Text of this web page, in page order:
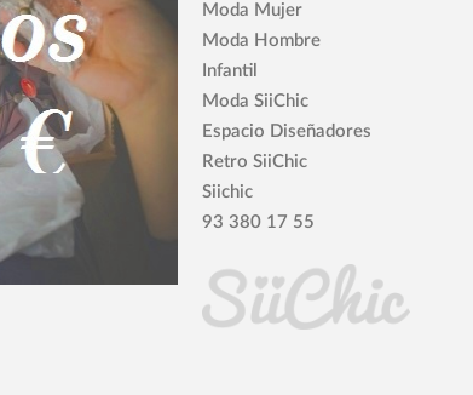
Moda Mujer
Moda Hombre
Infantil
Moda SiiChic
Espacio Diseñadores
Retro SiiChic
Siichic
93 380 17 55